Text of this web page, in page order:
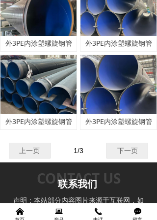
外3PE内涂塑螺旋钢管 外3PE内涂塑螺旋钢管
外3PE内涂塑螺旋钢管 外3PE内涂塑螺旋钢管
上一页 下一页
1/3
CONTACT US
联系我们
声明：本站部分内容图片来源于互联网，如
有侵权及时联系管理员删除，谢谢！
낀 뀵 끅 끁